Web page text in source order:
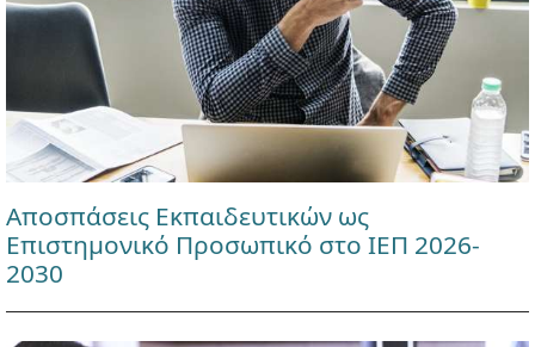
Αποσπάσεις Εκπαιδευτικών ως
Επιστημονικό Προσωπικό στο ΙΕΠ 2026-
2030